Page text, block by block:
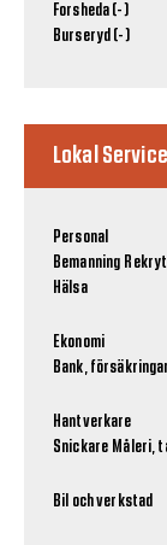
Forsheda (-)
Burseryd (-)
Lokal Service
Personal
Bemanning
Hälsa
Ekonomi
Bank, försäkringar
Hantverkare
Snickare Måleri,
Bil och verkstad